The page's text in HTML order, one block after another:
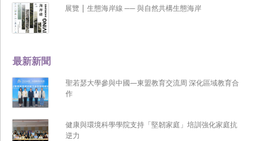
最新新聞
聖若瑟大學參與中國—東盟教育交流周 深化區域教育合
作
健康與環境科學學院支持「堅韌家庭」培訓強化家庭抗
逆力
展覽 | 生態海岸線 ── 與自然共構生態海岸